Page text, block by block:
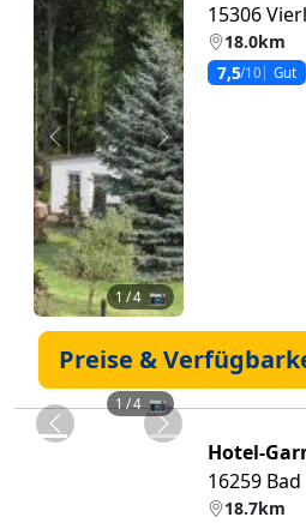
Zurück Weiter
1 / 4 📷
15306
18.0km
7,5/10 Gut
Preise &
Zurück Weiter
1/ 4 📷
Hotel-
16259
18.7km